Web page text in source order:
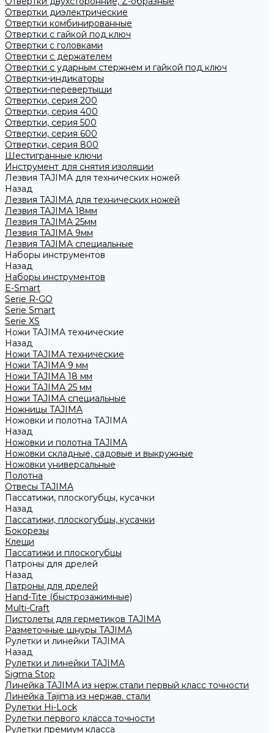
Отвертки диэлектрические
Отвертки комбинированные
Отвертки с гайкой под ключ
Отвертки с головками
Отвертки с держателем
Отвертки с ударным стержнем и гайкой под ключ
Отвертки-индикаторы
Отвертки-перевертыши
Отвертки, серия 200
Отвертки, серия 400
Отвертки, серия 500
Отвертки, серия 600
Отвертки, серия 800
Шестигранные ключи
Инструмент для снятия изоляции
Лезвия TAJIMA для технических ножей
Назад
Лезвия TAJIMA для технических ножей
Лезвия TAJIMA 18мм
Лезвия TAJIMA 25мм
Лезвия TAJIMA 9мм
Лезвия TAJIMA специальные
Наборы инструментов
Назад
Наборы инструментов
E-Smart
Serie R-GO
Serie Smart
Serie XS
Ножи TAJIMA технические
Назад
Ножи TAJIMA технические
Ножи TAJIMA 9 мм
Ножи TAJIMA 18 мм
Ножи TAJIMA 25 мм
Ножи TAJIMA специальные
Ножницы TAJIMA
Ножовки и полотна TAJIMA
Назад
Ножовки и полотна TAJIMA
Ножовки складные, садовые и выкружные
Ножовки универсальные
Полотна
Отвесы TAJIMA
Пассатижи, плоскогубцы, кусачки
Назад
Пассатижи, плоскогубцы, кусачки
Бокорезы
Клещи
Пассатижи и плоскогубцы
Патроны для дрелей
Назад
Патроны для дрелей
Hand-Tite (быстрозажимные)
Multi-Craft
Пистолеты для герметиков TAJIMA
Разметочные шнуры TAJIMA
Рулетки и линейки TAJIMA
Назад
Рулетки и линейки TAJIMA
Sigma Stop
Линейка TAJIMA из нерж.стали первый класс точности
Линейка Tajima из нержав. стали
Рулетки Hi-Lock
Рулетки первого класса точности
Рулетки премиум класса